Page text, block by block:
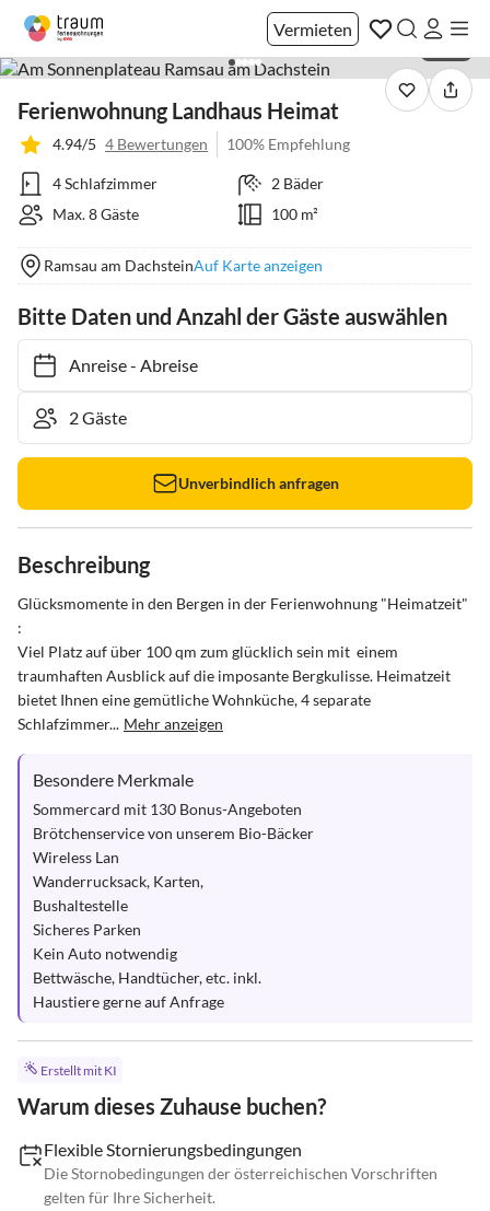
Vermieten
Ferienwohnung Landhaus Heimat
4.94/5 4 Bewertungen 100% Empfehlung
4 Schlafzimmer
2 Bäder
Max. 8 Gäste
100 m²
Ramsau am DachsteinAuf Karte anzeigen
Bitte Daten und Anzahl der Gäste auswählen
Anreise- Abreise
Unverbindlich anfragen
Beschreibung
Glücksmomente in den Bergen in der Ferienwohnung "Heimatzeit"
:
Viel Platz auf über 100 qm zum glücklich sein mit  einem
traumhaften Ausblick auf die imposante Bergkulisse. Heimatzeit
bietet Ihnen eine gemütliche Wohnküche, 4 separate
Schlafzimmer... Mehr anzeigen
Besondere Merkmale
Sommercard mit 130 Bonus-Angeboten
Brötchenservice von unserem Bio-Bäcker
Wireless Lan
Wanderrucksack, Karten,
Bushaltestelle
Sicheres Parken
Kein Auto notwendig
Bettwäsche, Handtücher, etc. inkl.
Haustiere gerne auf Anfrage
Erstellt mit KI
Warum dieses Zuhause buchen?
Flexible Stornierungsbedingungen
Die Stornobedingungen der österreichischen Vorschriften
gelten für Ihre Sicherheit.